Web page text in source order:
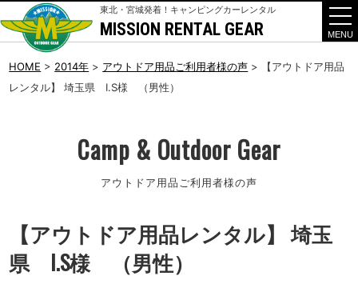
東北・宮城発着！キャンピングカーレンタル
MISSION RENTAL GEAR
t
o
g
l
HOME > 2014年 > アウトドア用品ご利用者様の声 >
【アウトドア用品
レンタル】 埼玉県 I.S様 （男性）
Camp & Outdoor Gear
アウトドア用品ご利用者様の声
【アウトドア用品レンタル】 埼玉
県 I.S様 （男性）